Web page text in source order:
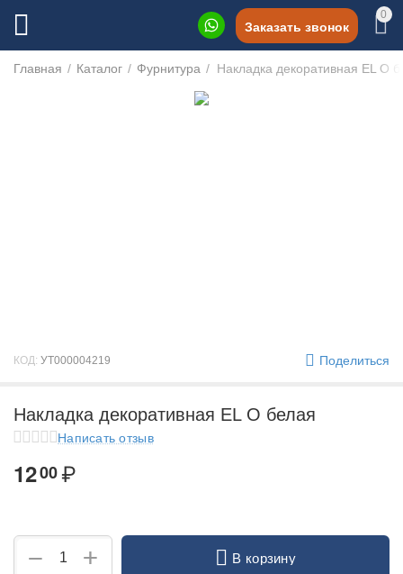
0
Заказать звонок
Главная / Каталог / Фурнитура / Накладка декоративная EL О
КОД: УТ000004219 Поделиться
Накладка декоративная EL О белая
Написать отзыв
1200₽
+
− В корзину